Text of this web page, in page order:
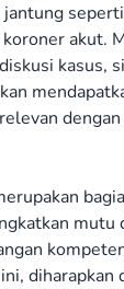
akut.
kasus,
mutu
diharapkan